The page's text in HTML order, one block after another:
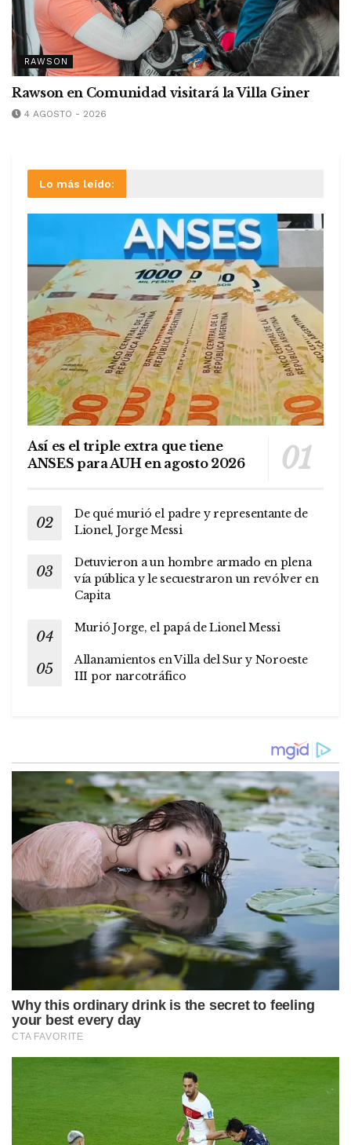
RAWSON
Rawson en Comunidad visitará la Villa Giner
4 AGOSTO - 2026
Lo más leído:
Así es el triple extra que tiene
ANSES para AUH en agosto 2026
De qué murió el padre y representante de
Lionel, Jorge Messi
Detuvieron a un hombre armado en plena
vía pública y le secuestraron un revólver en
Capita
Murió Jorge, el papá de Lionel Messi
Allanamientos en Villa del Sur y Noroeste
III por narcotráfico